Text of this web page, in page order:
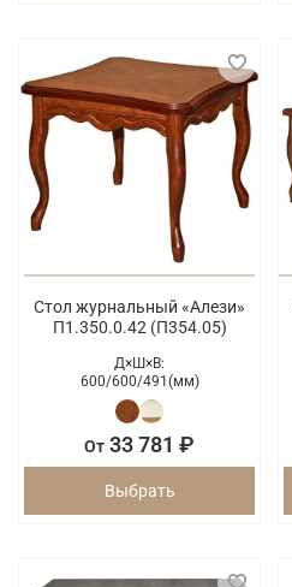
Стол журнальный «Алези»
П1.350.0.42 (П354.05)
Д×Ш×В:
600/600/491(мм)
От 33 781 ₽
Выбрать